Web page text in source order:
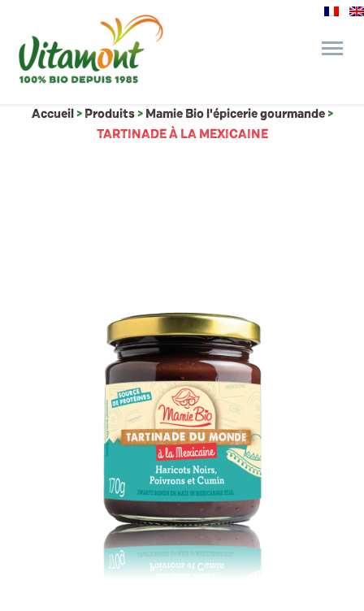
des engagements
Accueil > Produits> Mamie Bio l'épicerie gourmande>
TARTINADE À LA MEXICAINE